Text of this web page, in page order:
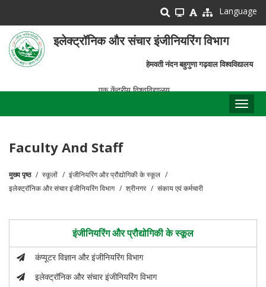
main
content
Language
इलेक्ट्रॉनिक और संचार इंजीनियरिंग विभाग
हेमवती नंदन बहुगुणा गढ़वाल विश्वविद्यालय
एक केंद्रीय विश्वविद्यालय
Faculty And Staff
पग
मुख्य पृष्ठ स्कूलों
इंजीनियरिंग और प्रौद्योगिकी के स्कूल
इलेक्ट्रॉनिक और संचार इंजीनियरिंग विभाग
श्रीनगर संकाय एवं कर्मचारी
इंजीनियरिंग और प्रौद्योगिकी के स्कूल
कंप्यूटर विज्ञान और इंजीनियरिंग विभाग
इलेक्ट्रॉनिक और संचार इंजीनियरिंग विभाग